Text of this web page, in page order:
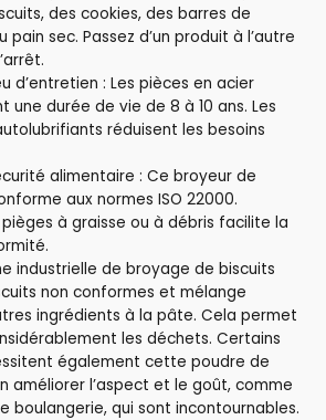
des cookies, des barres de
pain sec. Passez d’un produit à l’autre
d’entretien : Les pièces en acier
une durée de vie de 8 à 10 ans. Les
réduisent les besoins
alimentaire : Ce broyeur de
aux normes ISO 22000.
pièges à graisse ou à débris facilite la
industrielle de broyage de biscuits
non conformes et mélange
ingrédients à la pâte. Cela permet
les déchets. Certains
également cette poudre de
améliorer l’aspect et le goût, comme
boulangerie, qui sont incontournables.